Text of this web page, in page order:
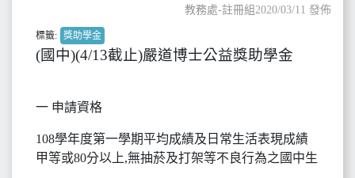
教務處-註冊組2020/03/11 發佈
標籤: 獎助學金
(國中)(4/13截止)嚴道博士公益獎助學金
一 申請資格
108學年度第一學期平均成績及日常生活表現成績
甲等或80分以上,無抽菸及打架等不良行為之國中生